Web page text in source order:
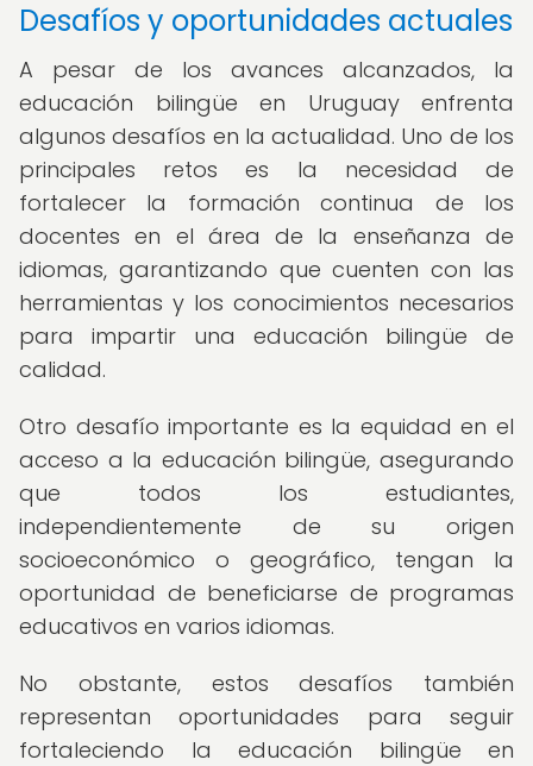
Desafíos y oportunidades actuales
A pesar de los avances alcanzados, la
educación bilingüe en Uruguay enfrenta
algunos desafíos en la actualidad. Uno de los
principales retos es la necesidad de
fortalecer la formación continua de los
docentes en el área de la enseñanza de
idiomas, garantizando que cuenten con las
herramientas y los conocimientos necesarios
para impartir una educación bilingüe de
calidad.
Otro desafío importante es la equidad en el
acceso a la educación bilingüe, asegurando
que todos los estudiantes,
independientemente de su origen
socioeconómico o geográfico, tengan la
oportunidad de beneficiarse de programas
educativos en varios idiomas.
No obstante, estos desafíos también
representan oportunidades para seguir
fortaleciendo la educación bilingüe en